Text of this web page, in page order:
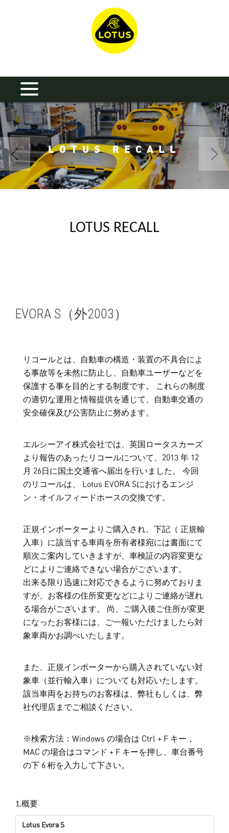
LOTUS RECALL
LOTUS RECALL
EVORA S（外2003）
リコールとは、自動車の構造・装置の不具合によ
る事故等を未然に防止し、自動車ユーザーなどを
保護する事を目的とする制度です。 これらの制度
の適切な運用と情報提供を通じて、自動車交通の
安全確保及び公害防止に努めます。
エルシーアイ株式会社では、英国ロータスカーズ
より報告のあったリコールについて、2013 年 12
月 26日に国土交通省へ届出を行いました。 今回
のリコールは、 Lotus EVORA Sにおけるエンジ
ン・オイルフィードホースの交換です。
正規インポーターよりご購入され、下記（ 正規輸
入車）に該当する車両を所有者様宛には書面にて
順次ご案内していきますが、車検証の内容変更な
どによりご連絡できない場合がございます。
出来る限り迅速に対応できるように努めておりま
すが、お客様の住所変更などによりご連絡が遅れ
る場合がございます。 尚、ご購入後ご住所が変更
になったお客様には、ご一報いただけましたら対
象車両かお調べいたします。
また、正規インポーターから購入されていない対
象車（並行輸入車）についても対応いたします。
該当車両をお持ちのお客様は、弊社もしくは、弊
社代理店までご相談ください。
※検索方法：Windows の場合は Ctrl + F キー，
MAC の場合はコマンド + F キーを押し、車台番号
の下 6 桁を入力して下さい。
1.概要
Lotus Evora S